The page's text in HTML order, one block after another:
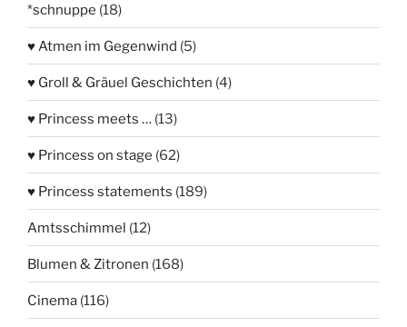
*schnuppe (18)
♥ Atmen im Gegenwind (5)
♥ Groll & Gräuel Geschichten (4)
♥ Princess meets … (13)
♥ Princess on stage (62)
♥ Princess statements (189)
Amtsschimmel (12)
Blumen & Zitronen (168)
Cinema (116)